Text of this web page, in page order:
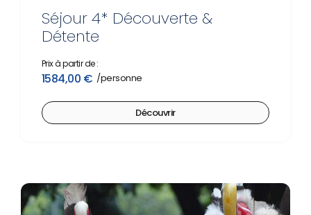
Séjour 4* Découverte &
Détente
Prix à partir de :
1584,00 €
Découvrir